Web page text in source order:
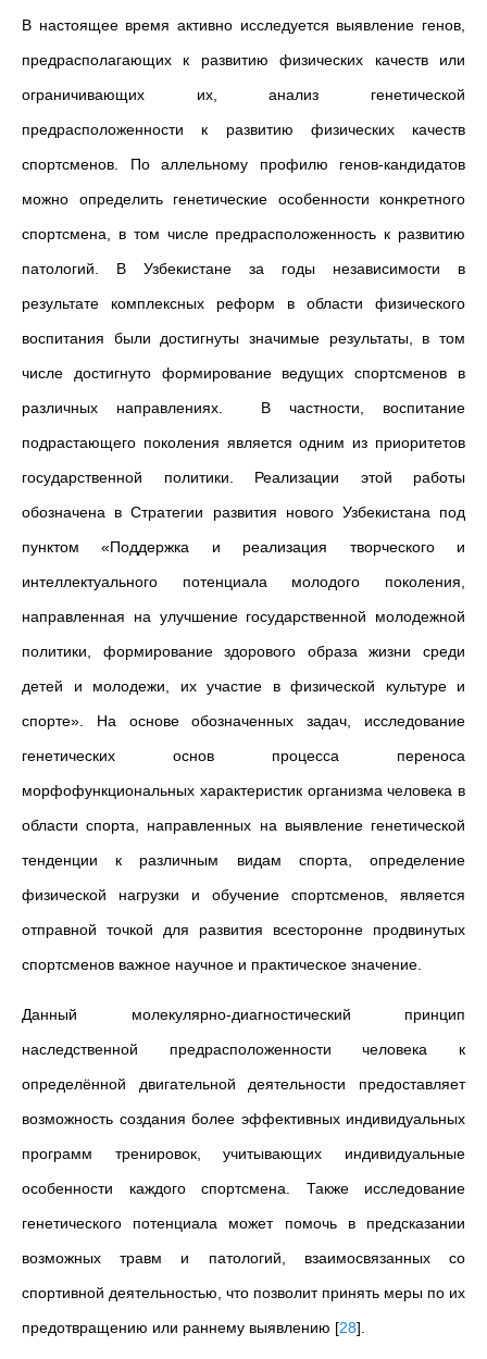
В настоящее время активно исследуется выявление генов,
предрасполагающих к развитию физических качеств или
ограничивающих их, анализ генетической
предрасположенности к развитию физических качеств
спортсменов. По аллельному профилю генов-кандидатов
можно определить генетические особенности конкретного
спортсмена, в том числе предрасположенность к развитию
патологий. В Узбекистане за годы независимости в
результате комплексных реформ в области физического
воспитания были достигнуты значимые результаты, в том
числе достигнуто формирование ведущих спортсменов в
различных направлениях. В частности, воспитание
подрастающего поколения является одним из приоритетов
государственной политики. Реализации этой работы
обозначена в Стратегии развития нового Узбекистана под
пунктом «Поддержка и реализация творческого и
интеллектуального потенциала молодого поколения,
направленная на улучшение государственной молодежной
политики, формирование здорового образа жизни среди
детей и молодежи, их участие в физической культуре и
спорте». На основе обозначенных задач, исследование
генетических основ процесса переноса
морфофункциональных характеристик организма человека в
области спорта, направленных на выявление генетической
тенденции к различным видам спорта, определение
физической нагрузки и обучение спортсменов, является
отправной точкой для развития всесторонне продвинутых
спортсменов важное научное и практическое значение.
Данный молeкулярно-диaгноcтичecкий принцип
наследственной предрасположенности человека к
определённой двигательной деятельности предоставляет
возможность создания более эффективных индивидуальных
программ тренировок, учитывающих индивидуальные
особенности каждого спортсмена. Также исследование
генетического потенциала может помочь в предсказании
возможных травм и патологий, взаимосвязанных со
спортивной деятельностью, что позволит принять меры по их
предотвращению или раннему выявлению [28]